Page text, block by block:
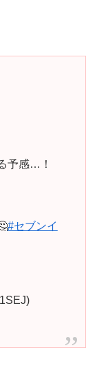
予感…！
#セブンイ